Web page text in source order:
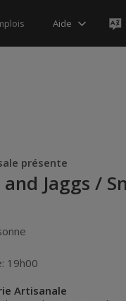
Aide
présente
Jaggs /
19h00
Artisanale